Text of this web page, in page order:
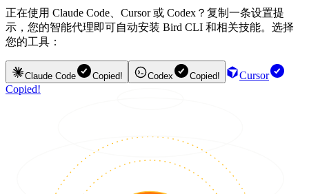
正在使用 Claude Code、Cursor 或 Codex？复制一条设置提
示，您的智能代理即可自动安装 Bird CLI 和相关技能。选择
您的工具：
Claude Code Copied! Codex Copied!
Cursor
Copied!